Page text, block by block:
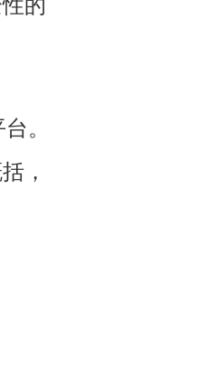
的
。
，